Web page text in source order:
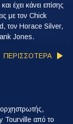
έχει κάνει επίσης
με τον Chick
τον Horace Silver,
Jones.
ΠΕΡΙΣΣΟΤΕΡΑ
Tourville από το